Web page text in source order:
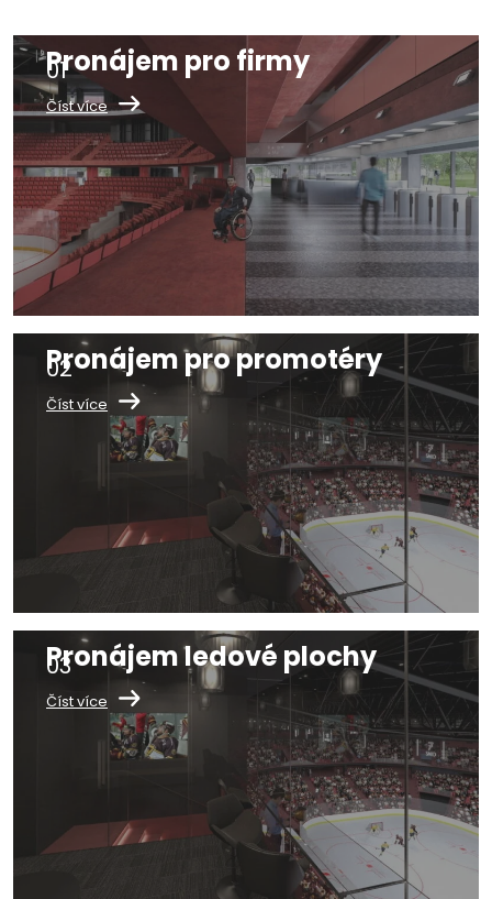
Pronájem pro firmy
Číst více
Pronájem pro promotéry
Číst více
Pronájem ledové plochy
Číst více